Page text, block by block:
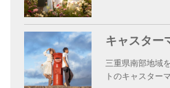
キャスター
三重県南部地域
トのキャスター